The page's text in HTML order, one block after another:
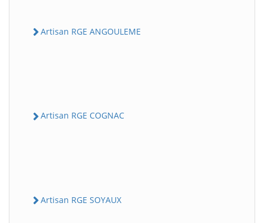
Artisan RGE ANGOULEME
Artisan RGE COGNAC
Artisan RGE SOYAUX